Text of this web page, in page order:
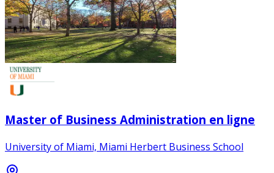
Master of Business Administration en ligne
University of Miami, Miami Herbert Business School